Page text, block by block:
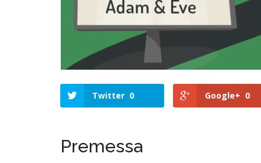
Twitter 0 Google+ 0
Premessa